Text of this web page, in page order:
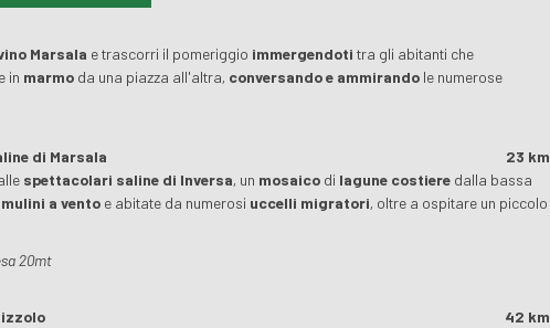
Marsala e trascorri il pomeriggio immergendoti tra gli abitanti che
in marmo da una piazza all'altra, conversando e ammirando le numerose
di Marsala
23 km
spettacolari saline di Inversa, un mosaico di lagune costiere dalla bassa
a vento e abitate da numerosi uccelli migratori, oltre a ospitare un piccolo
20mt
42 km